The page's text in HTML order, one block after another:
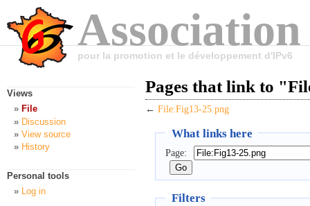
pour la promotion et le développement d'IPv6
Pages that link to
← File:Fig13-25.png
What links here
Page:
Filters
Views
File
Discussion
View source
History
Personal tools
Log in